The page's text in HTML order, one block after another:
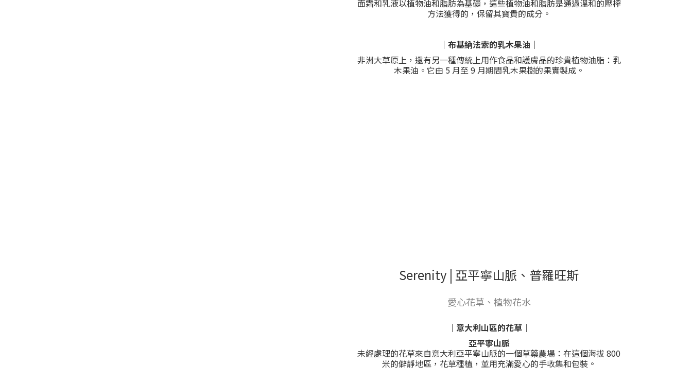
面霜和乳液以植物油和脂肪為基礎，這些植物油和脂肪是通過溫和的壓榨
方法獲得的，保留其寶貴的成分。
｜布基納法索的乳木果油｜
非洲大草原上，還有另一種傳統上用作食品和護膚品的珍貴植物油脂：乳
木果油。它由 5 月至 9 月期間乳木果樹的果實製成。
Serenity | 亞平寧山脈、普羅旺斯
愛心花草、植物花水
｜意大利山區的花草｜
亞平寧山脈
未經處理的花草來自意大利亞平寧山脈的一個草藥農場：在這個海拔 800
米的僻靜地區，花草種植，並用充滿愛心的手收集和包裝。